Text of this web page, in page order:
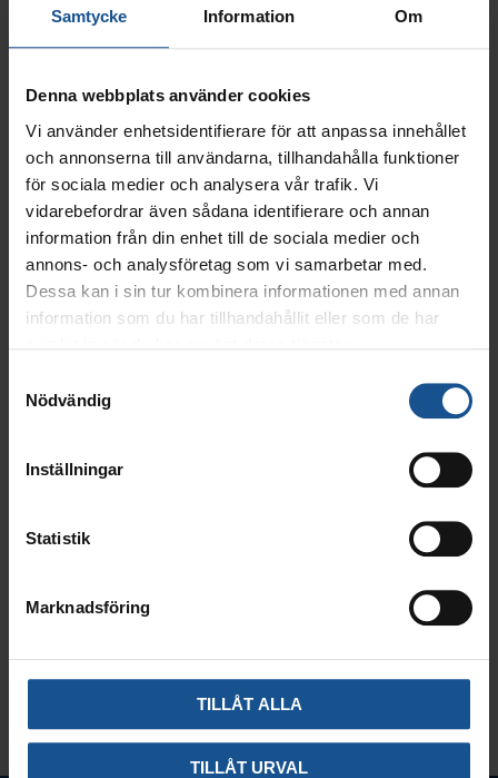
Samtycke Information Om
Denna webbplats använder cookies
Vi använder enhetsidentifierare för att anpassa innehållet
och annonserna till användarna, tillhandahålla funktioner
för sociala medier och analysera vår trafik. Vi
vidarebefordrar även sådana identifierare och annan
information från din enhet till de sociala medier och
annons- och analysföretag som vi samarbetar med.
Dessa kan i sin tur kombinera informationen med annan
information som du har tillhandahållit eller som de har
Nödvändig
Inställningar
Statistik
Marknadsföring
TILLÅT ALLA
TILLÅT URVAL
Process för digitalt anställningsavtal
Digital signering av anställningsavtal
att effektivt registrera berörd information
Mina sidor som självservicegränssnitt och ett
gränssnitt för chefer att ta del av information om sina
medarbetare samt för att starta och hantera processer
Sömlös koppling mot dokumenthanteringsplan för att
säkerställa gallring enligt GDPR
Inom sin företagsgrupp erbjuder även Ambea boende, stöd,
utbildning och bemanning inom vård och omsorg. De
och kunskap.
Foto: Adobe Stock Photo